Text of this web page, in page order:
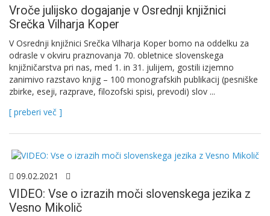
Vroče julijsko dogajanje v Osrednji knjižnici
Srečka Vilharja Koper
V Osrednji knjižnici Srečka Vilharja Koper bomo na oddelku za
odrasle v okviru praznovanja 70. obletnice slovenskega
knjižničarstva pri nas, med 1. in 31. julijem, gostili izjemno
zanimivo razstavo knjig – 100 monografskih publikacij (pesniške
zbirke, eseji, razprave, filozofski spisi, prevodi) slov ...
[ preberi več ]
09.02.2021
VIDEO: Vse o izrazih moči slovenskega jezika z
Vesno Mikolič